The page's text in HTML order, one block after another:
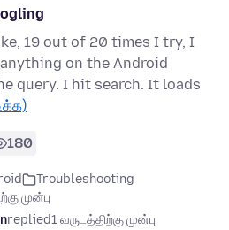
19 out of 20 times I try, I
on the Android
query. I hit search. It loads
180
Troubleshooting
முன்பு
replied1 வருடத்திற்கு முன்பு